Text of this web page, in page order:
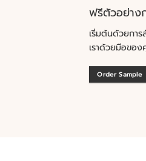
ฟรีตัวอย่าง
เริ่มต้นด้วยกา
เราด้วยมือขอ
Order Sample